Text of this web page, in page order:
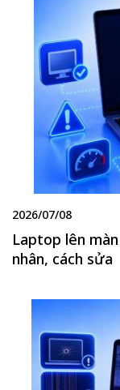
2026/07/08
Laptop lên
nhân, cách sửa